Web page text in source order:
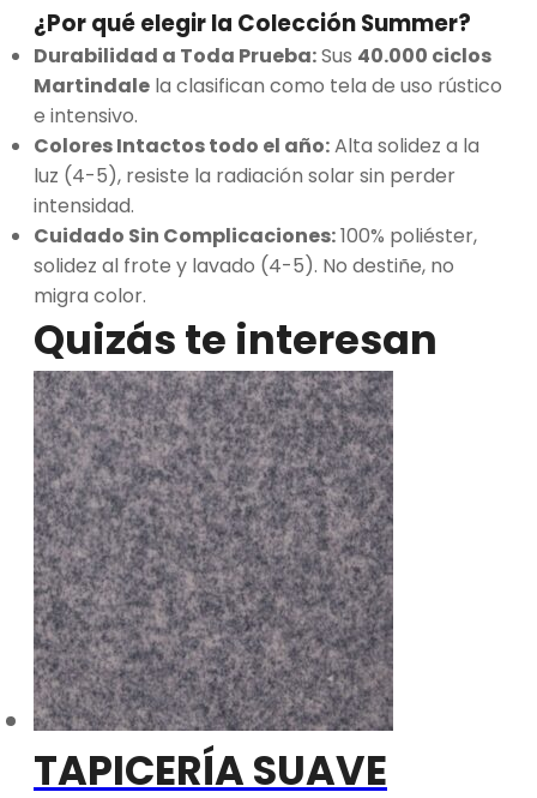
¿Por qué elegir la Colección Summer?
Durabilidad a Toda Prueba:Sus 40.000 ciclos
Martindale la clasifican como tela de uso rústico
e intensivo.
Colores Intactos todo el año:Alta solidez a la
luz (4-5), resiste la radiación solar sin perder
intensidad.
Cuidado Sin Complicaciones:100% poliéster,
solidez al frote y lavado (4-5). No destiñe, no
migra color.
Quizás te interesan
TAPICERÍA SUAVE